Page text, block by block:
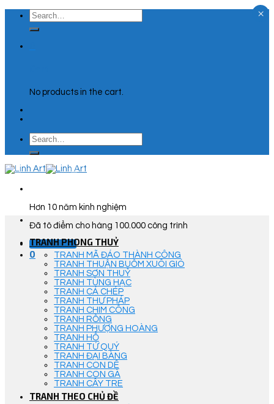
Skip
content
Search
for:
No products in the cart.
Search
for:
Hơn 10 năm kinh nghiệm
Đã tô điểm cho hàng 100.000 công trình
Góc Tư Vấn
0
TRANH PHONG THUỶ
TRANH MÃ ĐÁO THÀNH CÔNG
TRANH THUẬN BUỒM XUÔI GIÓ
TRANH SƠN THUỶ
TRANH TÙNG HẠC
TRANH CÁ CHÉP
TRANH THƯ PHÁP
TRANH CHIM CÔNG
TRANH RỒNG
TRANH PHƯỢNG HOÀNG
TRANH HỔ
TRANH TỨ QUÝ
TRANH ĐẠI BÀNG
TRANH CON DÊ
TRANH CON GÀ
TRANH CÂY TRE
TRANH THEO CHỦ ĐỀ
×